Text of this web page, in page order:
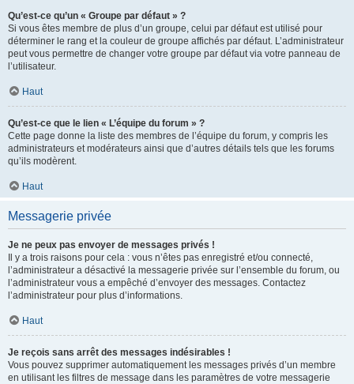
Qu’est-ce qu’un « Groupe par défaut » ?
Si vous êtes membre de plus d’un groupe, celui par défaut est utilisé pour
déterminer le rang et la couleur de groupe affichés par défaut. L’administrateur
peut vous permettre de changer votre groupe par défaut via votre panneau de
l’utilisateur.
Haut
Qu’est-ce que le lien « L’équipe du forum » ?
Cette page donne la liste des membres de l’équipe du forum, y compris les
administrateurs et modérateurs ainsi que d’autres détails tels que les forums
qu’ils modèrent.
Haut
Messagerie privée
Je ne peux pas envoyer de messages privés !
Il y a trois raisons pour cela : vous n’êtes pas enregistré et/ou connecté,
l’administrateur a désactivé la messagerie privée sur l’ensemble du forum, ou
l’administrateur vous a empêché d’envoyer des messages. Contactez
l’administrateur pour plus d’informations.
Haut
Je reçois sans arrêt des messages indésirables !
Vous pouvez supprimer automatiquement les messages privés d’un membre
en utilisant les filtres de message dans les paramètres de votre messagerie